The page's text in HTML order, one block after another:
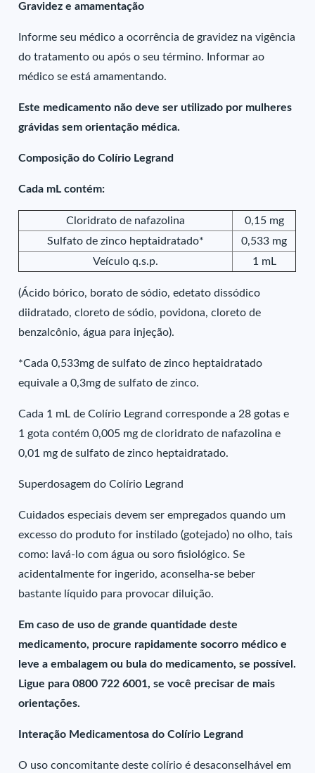
Gravidez e amamentação
Informe seu médico a ocorrência de gravidez na vigência
do tratamento ou após o seu término. Informar ao
médico se está amamentando.
Este medicamento não deve ser utilizado por mulheres
grávidas sem orientação médica.
Composição do Colírio Legrand
Cada mL contém:
Cloridrato de nafazolina
0,15 mg
Sulfato de zinco heptaidratado*
0,533 mg
Veículo q.s.p.
1 mL
(Ácido bórico, borato de sódio, edetato dissódico
diidratado, cloreto de sódio, povidona, cloreto de
benzalcônio, água para injeção).
*Cada 0,533mg de sulfato de zinco heptaidratado
equivale a 0,3mg de sulfato de zinco.
Cada 1 mL de Colírio Legrand corresponde a 28 gotas e
1 gota contém 0,005 mg de cloridrato de nafazolina e
0,01 mg de sulfato de zinco heptaidratado.
Superdosagem do Colírio Legrand
Cuidados especiais devem ser empregados quando um
excesso do produto for instilado (gotejado) no olho, tais
como: lavá-lo com água ou soro fisiológico. Se
acidentalmente for ingerido, aconselha-se beber
bastante líquido para provocar diluição.
Em caso de uso de grande quantidade deste
medicamento, procure rapidamente socorro médico e
leve a embalagem ou bula do medicamento, se possível.
Ligue para 0800 722 6001, se você precisar de mais
orientações.
Interação Medicamentosa do Colírio Legrand
O uso concomitante deste colírio é desaconselhável em